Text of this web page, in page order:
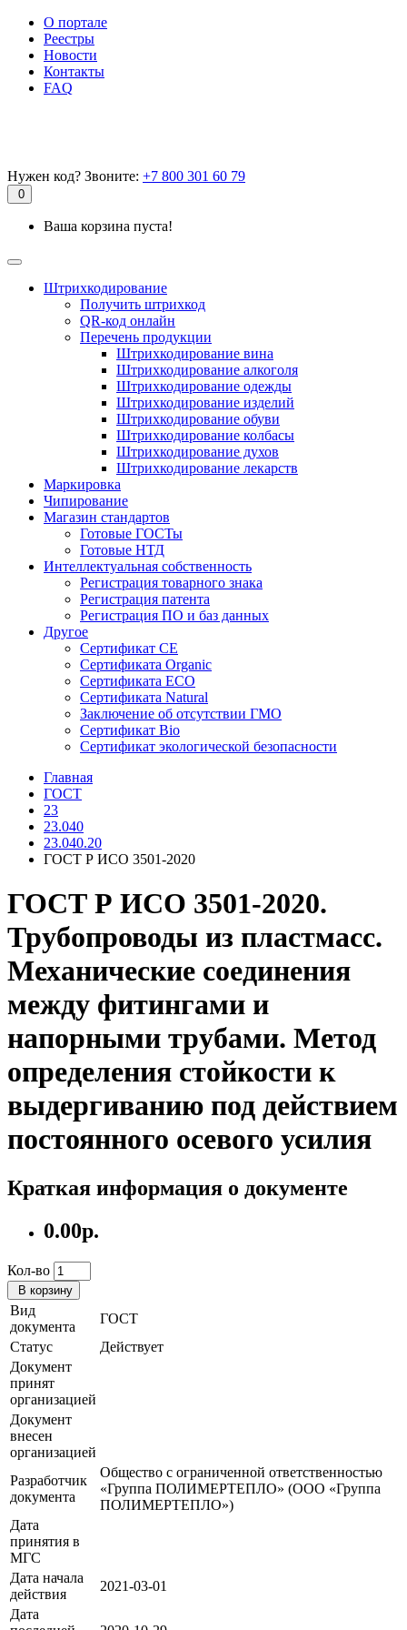
О портале
Реестры
Новости
Контакты
FAQ
Нужен код? Звоните: +7 800 301 60 79
0
Ваша корзина пуста!
Штрихкодирование
Получить штрихкод
QR-код онлайн
Перечень продукции
Штрихкодирование вина
Штрихкодирование алкоголя
Штрихкодирование одежды
Штрихкодирование изделий
Штрихкодирование обуви
Штрихкодирование колбасы
Штрихкодирование духов
Штрихкодирование лекарств
Маркировка
Чипирование
Магазин стандартов
Готовые ГОСТы
Готовые НТД
Интеллектуальная собственность
Регистрация товарного знака
Регистрация патента
Регистрация ПО и баз данных
Другое
Сертификат СЕ
Сертификата Organic
Сертификата ECO
Сертификата Natural
Заключение об отсутствии ГМО
Сертификат Bio
Сертификат экологической безопасности
Главная
ГОСТ
23
23.040
23.040.20
ГОСТ Р ИСО 3501-2020
ГОСТ Р ИСО 3501-2020.
Трубопроводы из пластмасс.
Механические соединения
между фитингами и
напорными трубами. Метод
определения стойкости к
выдергиванию под действием
постоянного осевого усилия
Краткая информация о документе
0.00р.
Кол-во
В корзину
Вид
документа
ГОСТ
Статус
Действует
Документ
принят
организацией
Документ
внесен
организацией
Разработчик
документа
Общество с ограниченной ответственностью
«Группа ПОЛИМЕРТЕПЛО» (ООО «Группа
ПОЛИМЕРТЕПЛО»)
Дата
принятия в
МГС
Дата начала
действия
2021-03-01
Дата